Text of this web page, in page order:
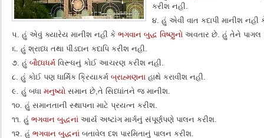
કરીશ નહી.
૪. હું એવી વાત કદાપી માનીશ નહી
૫. હું એવું ક્યારેય માનીશ નહીં કે ભગવાન બુદ્ધ વિષ્ણુનો અવતાર છે. હું તેને પાગલ
૬. હું શ્રાધ્ધ તથા પીંડદાન કદાપિ કરીશ નહી.
૭. હું બૌધ્ધધર્મવિરૂધનું કોઈ આચરણ કરીશ નહી.
૮. હું કોઈ પણ ધાર્મિક ક્રિયાકર્મ બ્રાહ્મણના હાથે કરાવીશ નહી.
૯. હું બધા મનુષ્યો સમાન છે,તે સિધ્ધાંતને જ માનીશ.
૧૦. હું સમાનતાની સ્થાપના માટે પ્રયત્ન કરીશ.
૧૧. હું ભગવાન બુદ્ધનાં આર્ય અષ્ટાંગ માર્ગનું સંપૂર્ણપણે પાલન કરીશ.
૧૨. હું ભગવાન બુદ્ધનાં બતાવેલ દશ પારમિતાનું પાલન કરીશ.